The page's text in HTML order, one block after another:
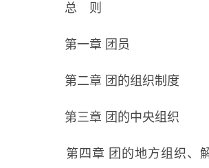
总 则
第一章 团员
第二章 团的组织制度
第三章 团的中央组织
第四章 团的地方组织、